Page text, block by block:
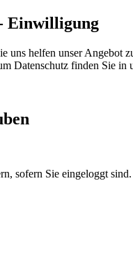
Einwilligung
uns helfen unser Angebot
Datenschutz finden Sie in
sofern Sie eingeloggt sind.